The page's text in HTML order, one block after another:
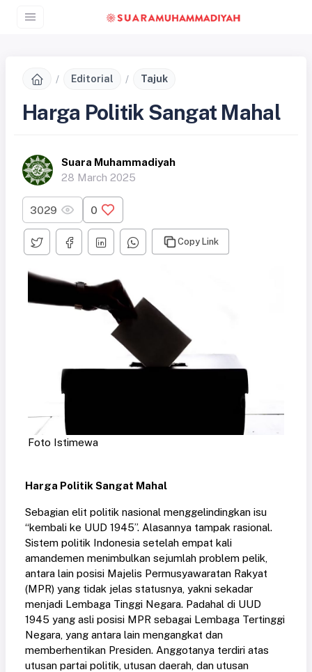
Editorial Tajuk
Harga Politik Sangat Mahal
Suara Muhammadiyah
28 March 2025
3029 0
Copy Link
Foto Istimewa
Harga Politik Sangat Mahal
Sebagian elit politik nasional menggelindingkan isu
“kembali ke UUD 1945”. Alasannya tampak rasional.
Sistem politik Indonesia setelah empat kali
amandemen menimbulkan sejumlah problem pelik,
antara lain posisi Majelis Permusyawaratan Rakyat
(MPR) yang tidak jelas statusnya, yakni sekadar
menjadi Lembaga Tinggi Negara. Padahal di UUD
1945 yang asli posisi MPR sebagai Lembaga Tertinggi
Negara, yang antara lain mengangkat dan
memberhentikan Presiden. Anggotanya terdiri atas
utusan partai politik, utusan daerah, dan utusan